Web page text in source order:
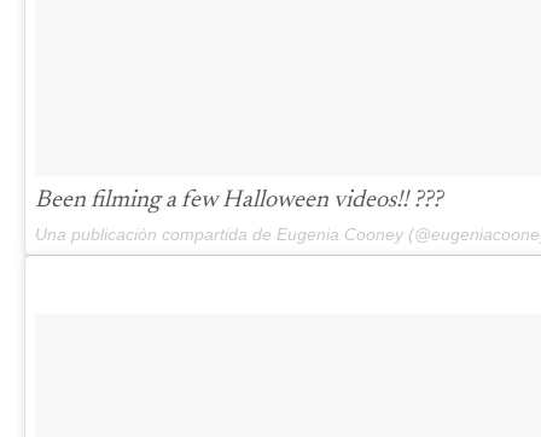
Been filming a few Halloween videos!! ???
Una publicación compartida de Eugenia Cooney